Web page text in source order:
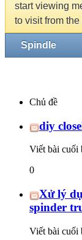
start viewing
to visit from
Spindle
Chủ đề
diy
Viết bài cuối
0
Xử lý
spinder
Viết bài cuối